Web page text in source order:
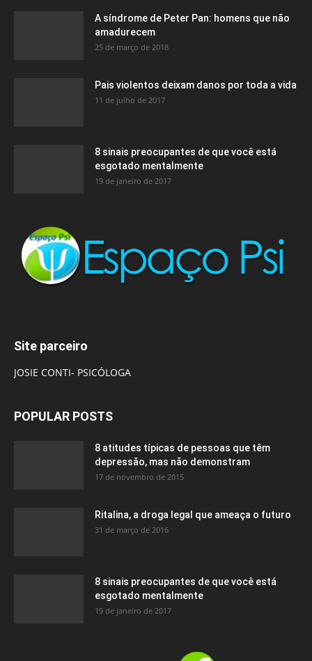
A síndrome de Peter Pan: homens que não
amadurecem
25 de março de 2018
Pais violentos deixam danos por toda a vida
11 de julho de 2017
8 sinais preocupantes de que você está
esgotado mentalmente
19 de janeiro de 2017
Site parceiro
JOSIE CONTI- PSICÓLOGA
POPULAR POSTS
8 atitudes típicas de pessoas que têm
depressão, mas não demonstram
17 de novembro de 2015
Ritalina, a droga legal que ameaça o futuro
31 de março de 2016
8 sinais preocupantes de que você está
esgotado mentalmente
19 de janeiro de 2017